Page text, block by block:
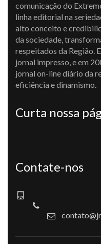
comunicação do
linha editorial na
alto conceito e
da sociedade,
respeitados da Região.
jornal impresso, e em
jornal on-line diário da
eficiência e dinamismo.
Curta nossa
Contate-nos